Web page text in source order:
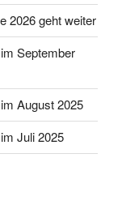
2026 geht weiter
September
August 2025
Juli 2025